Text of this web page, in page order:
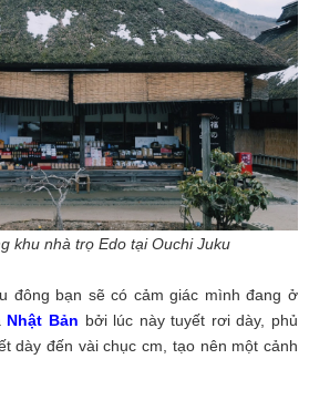
khu nhà trọ Edo tại Ouchi Juku
đông bạn sẽ có cảm giác mình đang ở
Nhật Bản bởi lúc này tuyết rơi dày, phủ
dày đến vài chục cm, tạo nên một cảnh